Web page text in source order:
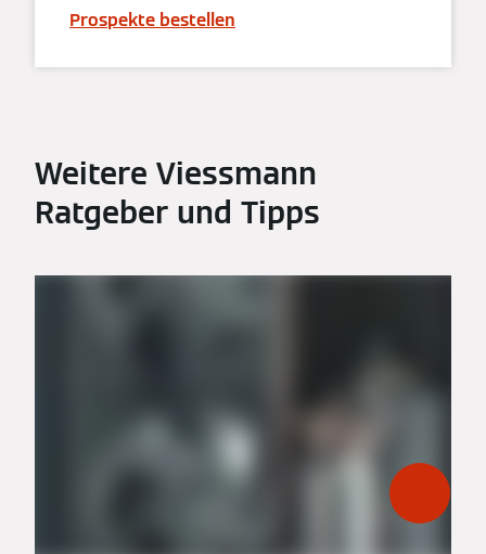
Prospekte bestellen
Weitere Viessmann
Ratgeber und Tipps